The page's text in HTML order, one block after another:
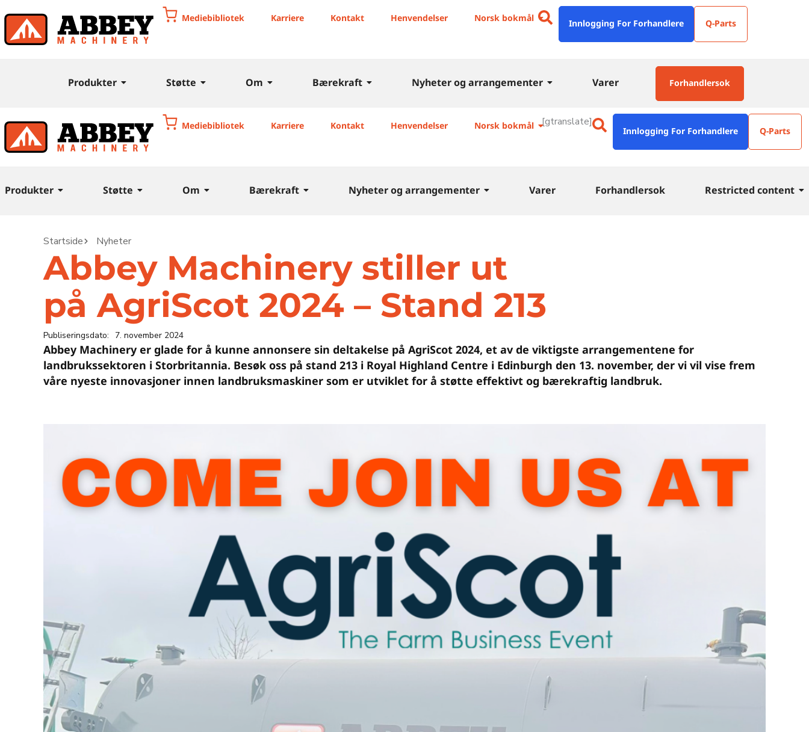
Mediebibliotek Karriere Kontakt Henvendelser Norsk bokmål Innlogging For Forhandlere Q-Parts
Produkter Støtte Om Bærekraft Nyheter og arrangementer Varer Forhandlersok
Mediebibliotek Karriere Kontakt Henvendelser Norsk bokmål [gtranslate]
Innlogging For Forhandlere Q-Parts
Produkter Støtte Om Bærekraft Nyheter og arrangementer Varer Forhandlersok Restricted content
Startside Nyheter
Abbey Machinery stiller ut
på AgriScot 2024 – Stand 213
Publiseringsdato: 7. november 2024
Abbey Machinery er glade for å kunne annonsere sin deltakelse på AgriScot 2024, et av de viktigste arrangementene for
landbrukssektoren i Storbritannia. Besøk oss på stand 213 i Royal Highland Centre i Edinburgh den 13. november, der vi vil vise frem
våre nyeste innovasjoner innen landbruksmaskiner som er utviklet for å støtte effektivt og bærekraftig landbruk.